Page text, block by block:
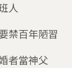
人
阿富汗要禁百年陋習
已婚者當神父